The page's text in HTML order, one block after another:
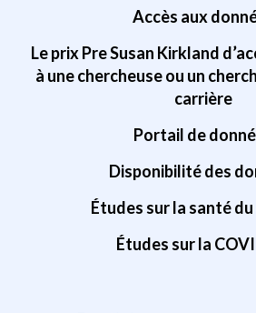
Accès aux
Le prix Pre Susan Kirkland
à une chercheuse ou un
carrière
Portail de
Disponibilité des
Études sur la santé
Études sur la